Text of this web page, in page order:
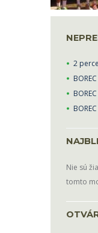
2
Nie sú
tomto